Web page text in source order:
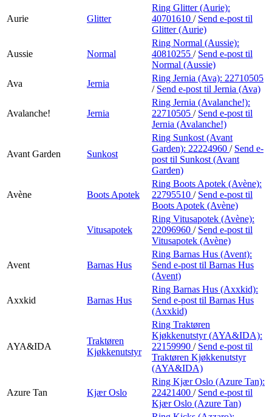
Aurie Glitter
Ring Glitter (Aurie):
40701610 / Send e-post til
Glitter (Aurie)
Aussie Normal
Ring Normal (Aussie):
40810255 / Send e-post til
Normal (Aussie)
Ava
Jernia
Ring Jernia (Ava): 22710505
/ Send e-post til Jernia (Ava)
Avalanche! Jernia
Ring Jernia (Avalanche!):
22710505 / Send e-post til
Jernia (Avalanche!)
Avant Garden Sunkost
Ring Sunkost (Avant
Garden): 22224960 / Send e-
post til Sunkost (Avant
Garden)
Avène Boots Apotek
Ring Boots Apotek (Avène):
22795510 / Send e-post til
Boots Apotek (Avène)
Vitusapotek
Ring Vitusapotek (Avène):
22096960 / Send e-post til
Vitusapotek (Avène)
Avent Barnas Hus
Ring Barnas Hus (Avent):
Send e-post til Barnas Hus
(Avent)
Axxkid Barnas Hus
Ring Barnas Hus (Axxkid):
Send e-post til Barnas Hus
(Axxkid)
AYA&IDA
Traktøren
Kjøkkenutstyr
Ring Traktøren
Kjøkkenutstyr (AYA&IDA):
22159990 / Send e-post til
Traktøren Kjøkkenutstyr
(AYA&IDA)
Azure Tan Kjær Oslo
Ring Kjær Oslo (Azure Tan):
22421400 / Send e-post til
Kjær Oslo (Azure Tan)